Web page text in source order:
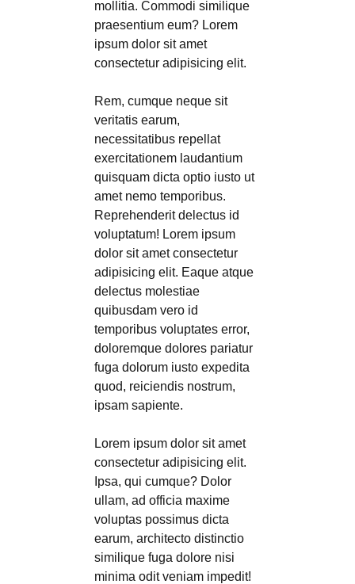
mollitia. Commodi similique
praesentium eum? Lorem
ipsum dolor sit amet
consectetur adipisicing elit.
Rem, cumque neque sit
veritatis earum,
necessitatibus repellat
exercitationem laudantium
quisquam dicta optio iusto ut
amet nemo temporibus.
Reprehenderit delectus id
voluptatum! Lorem ipsum
dolor sit amet consectetur
adipisicing elit. Eaque atque
delectus molestiae
quibusdam vero id
temporibus voluptates error,
doloremque dolores pariatur
fuga dolorum iusto expedita
quod, reiciendis nostrum,
ipsam sapiente.
Lorem ipsum dolor sit amet
consectetur adipisicing elit.
Ipsa, qui cumque? Dolor
ullam, ad officia maxime
voluptas possimus dicta
earum, architecto distinctio
similique fuga dolore nisi
minima odit veniam impedit!